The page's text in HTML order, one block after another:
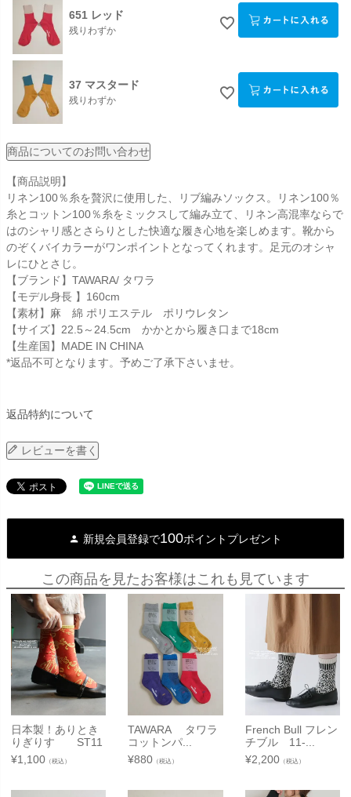
651 レッド
残りわずか
37 マスタード
残りわずか
商品についてのお問い合わせ
【商品説明】
リネン100％糸を贅沢に使用した、リブ編みソックス。リネン100％
糸とコットン100％糸をミックスして編み立て、リネン高混率ならで
はのシャリ感とさらりとした快適な履き心地を楽しめます。靴から
のぞくバイカラーがワンポイントとなってくれます。足元のオシャ
レにひとさじ。
【ブランド】TAWARA/ タワラ
【モデル身長 】160cm
【素材】麻 綿 ポリエステル ポリウレタン
【サイズ】22.5～24.5cm かかとから履き口まで18cm
【生産国】MADE IN CHINA
*返品不可となります。予めご了承下さいませ。
返品特約について
レビューを書く
新規会員登録で100ポイントプレゼント
この商品を見たお客様はこれも見ています
日本製！ありとき
りぎりす ST11
¥1,100 （税込）
TAWARA タワラ
コットンパ...
¥880 （税込）
French Bull フレン
チブル 11-...
¥2,200（税込）